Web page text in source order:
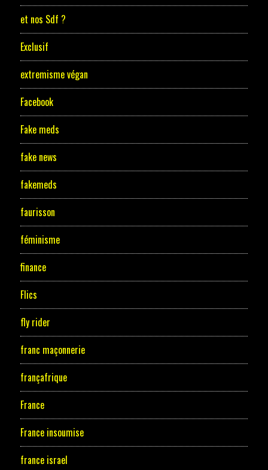
et nos Sdf ?
Exclusif
extremisme végan
Facebook
Fake meds
fake news
fakemeds
faurisson
féminisme
finance
Flics
fly rider
franc maçonnerie
françafrique
France
France insoumise
france israel